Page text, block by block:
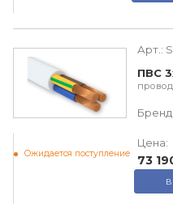
Арт.:
ПВС
Бренд:
Ожидается поступление
Цена:
73